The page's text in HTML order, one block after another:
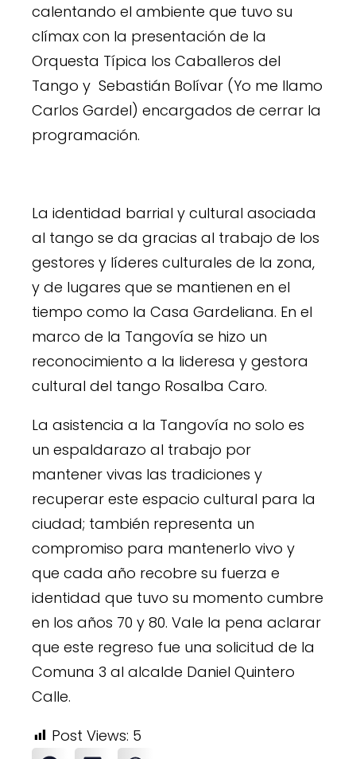
calentando el ambiente que tuvo su
clímax con la presentación de la
Orquesta Típica los Caballeros del
Tango y Sebastián Bolívar (Yo me llamo
Carlos Gardel) encargados de cerrar la
programación.
La identidad barrial y cultural asociada
al tango se da gracias al trabajo de los
gestores y líderes culturales de la zona,
y de lugares que se mantienen en el
tiempo como la Casa Gardeliana. En el
marco de la Tangovía se hizo un
reconocimiento a la lideresa y gestora
cultural del tango Rosalba Caro.
La asistencia a la Tangovía no solo es
un espaldarazo al trabajo por
mantener vivas las tradiciones y
recuperar este espacio cultural para la
ciudad; también representa un
compromiso para mantenerlo vivo y
que cada año recobre su fuerza e
identidad que tuvo su momento cumbre
en los años 70 y 80. Vale la pena aclarar
que este regreso fue una solicitud de la
Comuna 3 al alcalde Daniel Quintero
Calle.
Post Views: 5